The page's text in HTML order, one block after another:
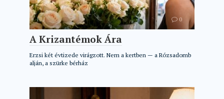
HU 0
A Krizantémok Ára
Erzsi két évtizede virágzott. Nem a kertben — a Rózsadomb
alján, a szürke bérház